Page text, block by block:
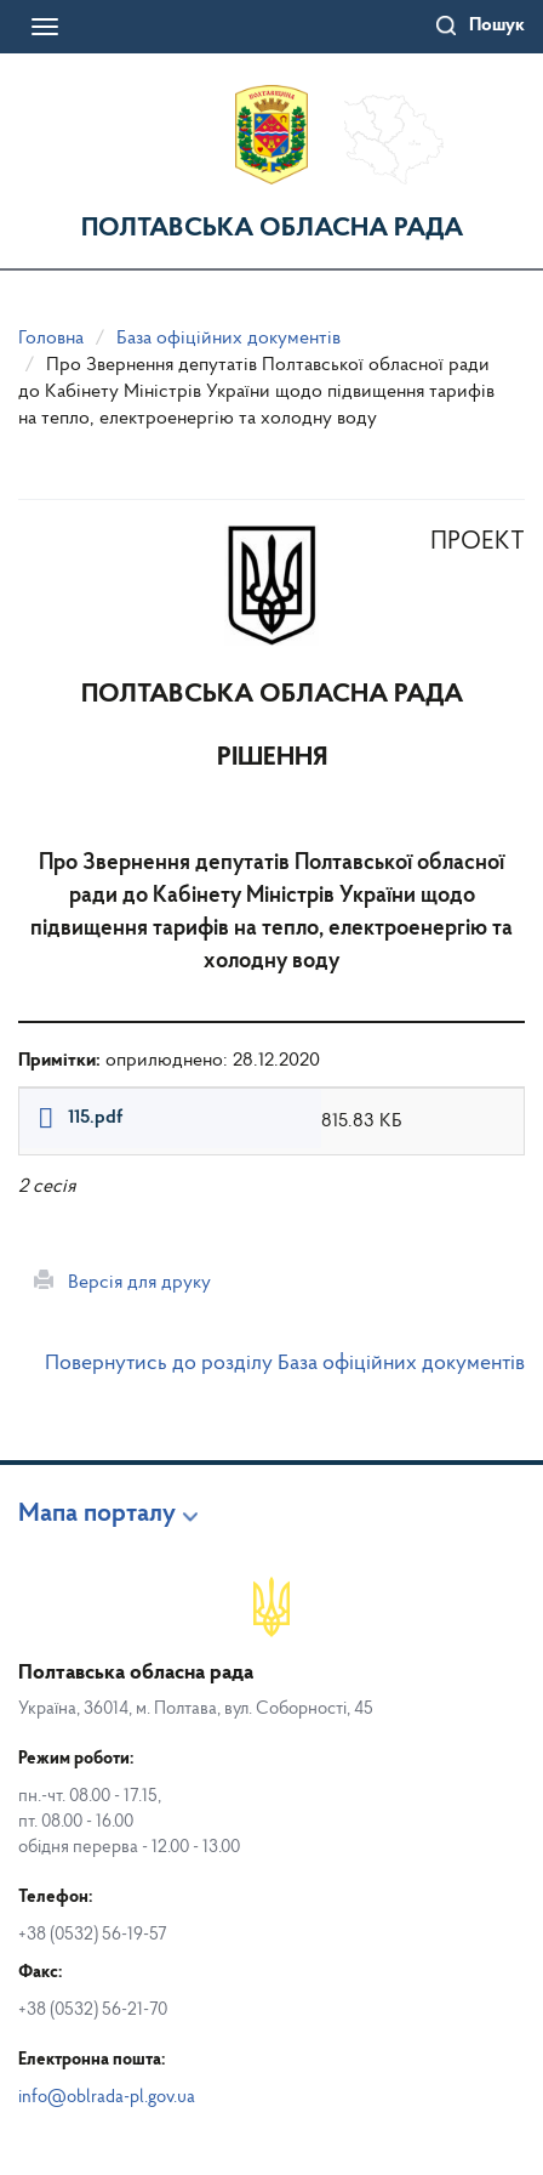
Пошук
Toggle
ПОЛТАВСЬКА ОБЛАСНА РАДА
Головна
База офіційних документів
Про Звернення депутатів Полтавської обласної ради
до Кабінету Міністрів України щодо підвищення тарифів
на тепло, електроенергію та холодну воду
ПРОЕКТ
ПОЛТАВСЬКА ОБЛАСНА РАДА
РІШЕННЯ
Про Звернення депутатів Полтавської обласної
ради до Кабінету Міністрів України щодо
підвищення тарифів на тепло, електроенергію та
холодну воду
Примітки: оприлюднено: 28.12.2020
115.pdf 815.83 КБ
2 сесія
Версія для друку
Повернутись до розділу База офіційних документів
Мапа порталу
Полтавська обласна рада
Україна, 36014, м. Полтава, вул. Соборності, 45
Режим роботи:
пн.-чт. 08.00 - 17.15,
пт. 08.00 - 16.00
обідня перерва - 12.00 - 13.00
Телефон:
+38 (0532) 56-19-57
Факс:
+38 (0532) 56-21-70
Електронна пошта:
info@oblrada-pl.gov.ua